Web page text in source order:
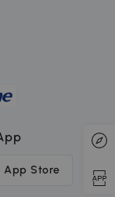
App Store